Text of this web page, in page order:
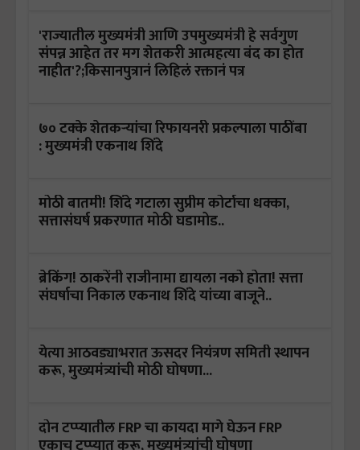
'राज्यातील मुख्यमंत्री आणि उपमुख्यमंत्री हे सर्वगुण
संपन्न आहेत तर मग शेतकरी आत्महत्या बंद का होत
नाहीत'?;किसानपुत्रानं लिहिलं रक्तानं पत्र
७० टक्के शेतकऱ्यांचा रिफायनरी प्रकल्पाला पाठींबा
: मुख्यमंत्री एकनाथ शिंदे
मोठी बातमी! शिंदे गटाला सुप्रीम कोर्टाचा धक्का,
सत्तासंघर्ष प्रकरणात मोठी घडामोड..
ब्रेकिंग! ठाकरेंनी राजीनामा द्यायला नको होता! सत्ता
संघर्षाचा निकाल एकनाथ शिंदे यांच्या बाजूने..
येत्या आठवड्याभरात ऊसदर नियंत्रण समिती स्थापन
करू, मुख्यमंत्र्यांची मोठी घोषणा...
दोन टप्प्यातील FRP चा कायदा मागे घेऊन FRP